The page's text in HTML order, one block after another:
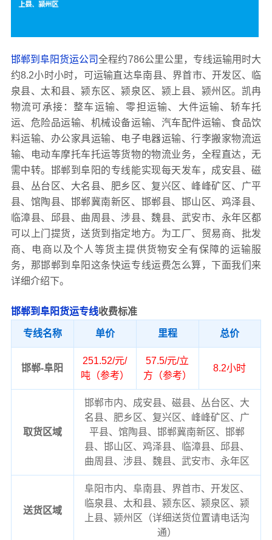
邯郸到阜阳货运公司全程约786公里公里，专线运输用时大
约8.2小时小时，可运输直达阜南县、界首市、开发区、临
泉县、太和县、颍东区、颍泉区、颍上县、颍州区。凯冉
物流可承接：整车运输、零担运输、大件运输、轿车托
运、危险品运输、机械设备运输、汽车配件运输、食品饮
料运输、办公家具运输、电子电器运输、行李搬家物流运
输、电动车摩托车托运等货物的物流业务，全程直达，无
需中转。邯郸到阜阳的专线能实现每天发车，成安县、磁
县、丛台区、大名县、肥乡区、复兴区、峰峰矿区、广平
县、馆陶县、邯郸冀南新区、邯郸县、邯山区、鸡泽县、
临漳县、邱县、曲周县、涉县、魏县、武安市、永年区都
可以上门提货，送货到指定地方。为工厂、贸易商、批发
商、电商以及个人等货主提供货物安全有保障的运输服
务，那邯郸到阜阳这条快运专线运费怎么算，下面我们来
详细介绍下。
邯郸到阜阳货运专线收费标准
专线名称 单价 里程 总价
邯郸-阜阳
251.52/元/
吨（参考）
57.5/元/立
方（参考）
8.2小时
取货区域
邯郸市内、成安县、磁县、丛台区、大
名县、肥乡区、复兴区、峰峰矿区、广
平县、馆陶县、邯郸冀南新区、邯郸
县、邯山区、鸡泽县、临漳县、邱县、
曲周县、涉县、魏县、武安市、永年区
送货区域
阜阳市内、阜南县、界首市、开发区、
临泉县、太和县、颍东区、颍泉区、颍
上县、颍州区（详细送货位置请电话沟
通）